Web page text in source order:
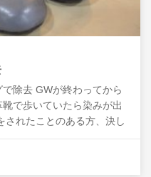
で除去 GWが終わってから
で歩いていたら染みが出
されたことのある方、決し